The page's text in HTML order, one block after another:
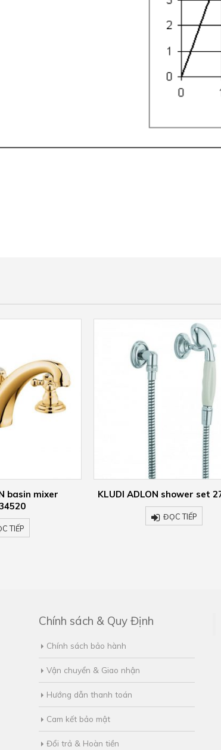
set 2710505
TIẾP
KLUDI ADLON bath and
mixer 514410520
ĐỌC TIẾP
Chính sách & Quy Định
Chính sách bảo hành
Vận chuyển & Giao nhận
Hướng dẫn thanh toán
Cam kết bảo mật
Đổi trả & Hoàn tiền